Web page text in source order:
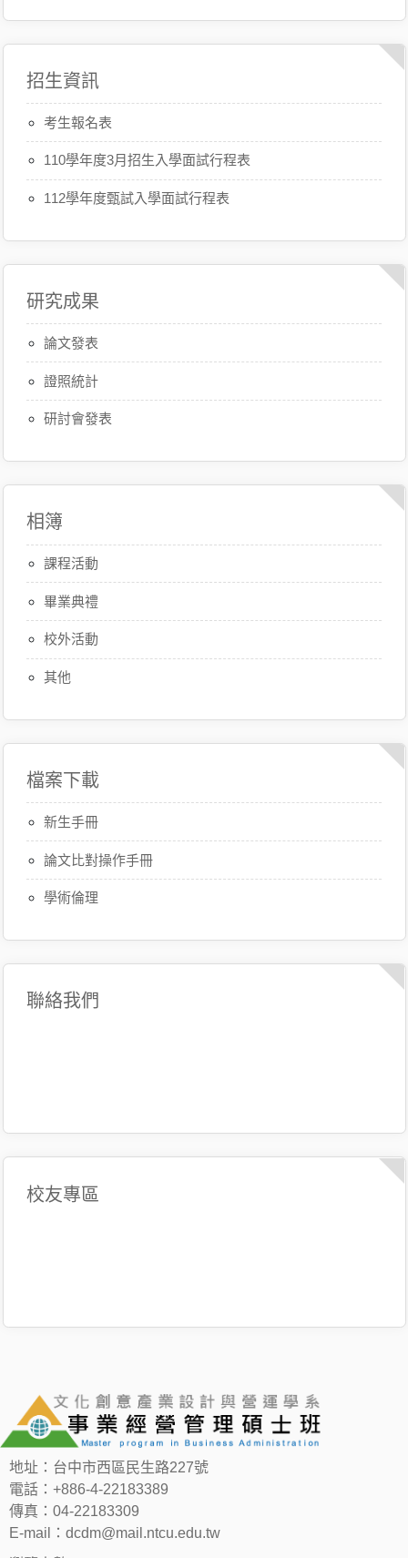
招生資訊
考生報名表
110學年度3月招生入學面試行程表
112學年度甄試入學面試行程表
研究成果
論文發表
證照統計
研討會發表
相簿
課程活動
畢業典禮
校外活動
其他
檔案下載
新生手冊
論文比對操作手冊
學術倫理
聯絡我們
校友專區
地址：台中市西區民生路227號
電話：+886-4-22183389
傳真：04-22183309
E-mail：dcdm@mail.ntcu.edu.tw